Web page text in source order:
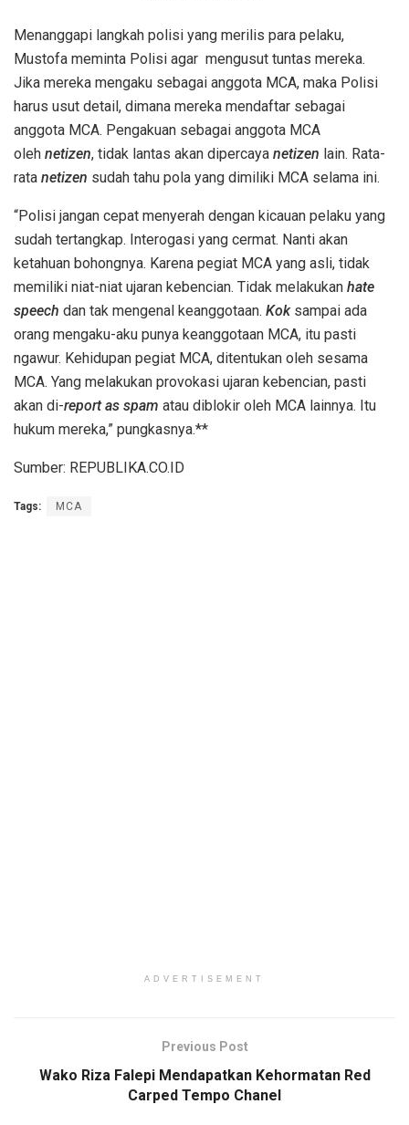
Menanggapi langkah polisi yang merilis para pelaku,
Mustofa meminta Polisi agar mengusut tuntas mereka.
Jika mereka mengaku sebagai anggota MCA, maka Polisi
harus usut detail, dimana mereka mendaftar sebagai
anggota MCA. Pengakuan sebagai anggota MCA
oleh netizen, tidak lantas akan dipercaya netizen lain. Rata-
rata netizen sudah tahu pola yang dimiliki MCA selama ini.
“Polisi jangan cepat menyerah dengan kicauan pelaku yang
sudah tertangkap. Interogasi yang cermat. Nanti akan
ketahuan bohongnya. Karena pegiat MCA yang asli, tidak
memiliki niat-niat ujaran kebencian. Tidak melakukan hate
speech dan tak mengenal keanggotaan. Koksampai ada
orang mengaku-aku punya keanggotaan MCA, itu pasti
ngawur. Kehidupan pegiat MCA, ditentukan oleh sesama
MCA. Yang melakukan provokasi ujaran kebencian, pasti
akan di-report as spam atau diblokir oleh MCA lainnya. Itu
hukum mereka,” pungkasnya.**
Sumber: REPUBLIKA.CO.ID
Tags: MCA
ADVERTISEMENT
Previous Post
Wako Riza Falepi Mendapatkan Kehormatan Red
Carped Tempo Chanel